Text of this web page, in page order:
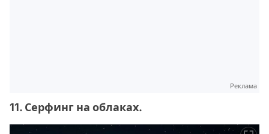
Реклама
11. Серфинг на облаках.